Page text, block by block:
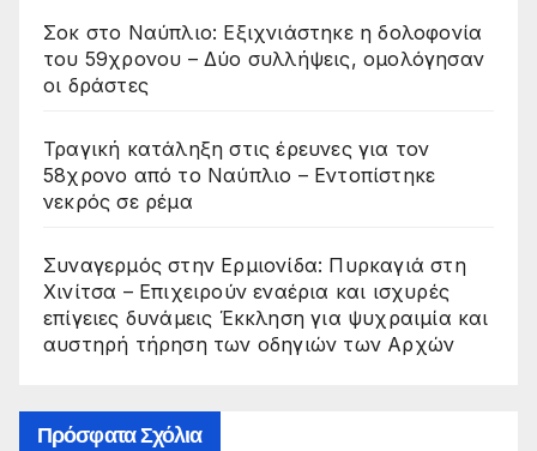
Σοκ στο Ναύπλιο: Εξιχνιάστηκε η δολοφονία
του 59χρονου – Δύο συλλήψεις, ομολόγησαν
οι δράστες
Τραγική κατάληξη στις έρευνες για τον
58χρονο από το Ναύπλιο – Εντοπίστηκε
νεκρός σε ρέμα
Συναγερμός στην Ερμιονίδα: Πυρκαγιά στη
Χινίτσα – Επιχειρούν εναέρια και ισχυρές
επίγειες δυνάμεις Έκκληση για ψυχραιμία και
αυστηρή τήρηση των οδηγιών των Αρχών
Πρόσφατα Σχόλια